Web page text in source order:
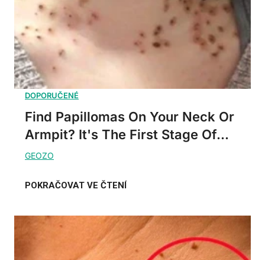
Find Papillomas On Your Neck Or
Armpit? It's The First Stage Of...